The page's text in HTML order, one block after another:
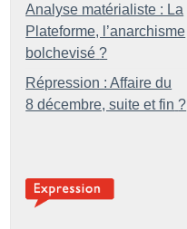
Analyse matérialiste : La
Plateforme, l’anarchisme
bolchevisé ?
Répression : Affaire du
8 décembre, suite et fin ?